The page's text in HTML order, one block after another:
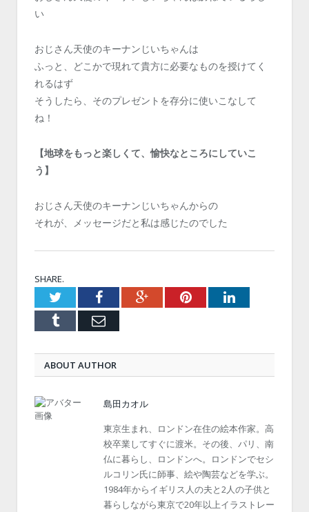
い
おじさん天使のキーナンじいちゃんは
ふっと、どこかで現れて貴方に必要なものを授けてく
れるはず
そうしたら、そのプレゼントを存分に使いこなして
ね！
【地球をもっと楽しくて、愉快なところにしていこ
う】
おじさん天使のキーナンじいちゃんからの
それが、メッセージだと私は感じたのでした
SHARE.
TwitterFacebookGoogle+PinterestLinkedIn
Tumblr Email
ABOUT AUTHOR
島田カオル
東京生まれ、ロンドン在住の絵本作家。高
校卒業してすぐに渡米。その後、パリ、南
仏に暮らし、ロンドンへ。ロンドンでセシ
ルコリン氏に師事、絵や陶芸などを学ぶ。
1984年からイギリス人の夫と2人の子供と
暮らしながら東京で20年以上イラストレー